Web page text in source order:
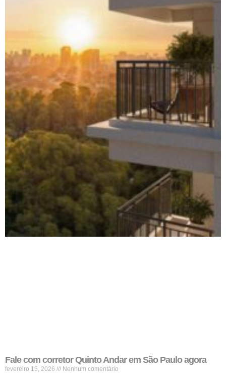
Fale com corretor Quinto Andar em São Paulo agora
fevereiro 15, 2026 Nenhum comentário